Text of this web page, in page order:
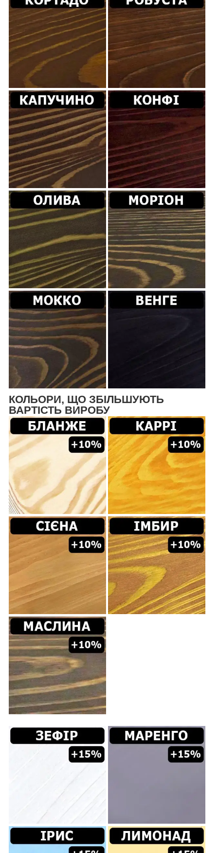
КОЛЬОРИ, ЩО ЗБІЛЬШУЮТЬ
ВАРТІСТЬ ВИРОБУ